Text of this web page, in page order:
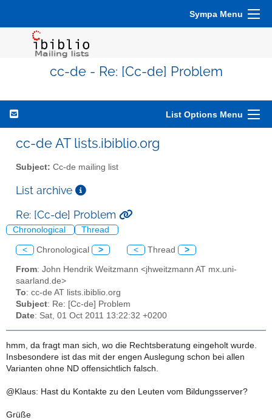
Sympa Menu
cc-de - Re: [Cc-de] Problem
List Options Menu
cc-de AT lists.ibiblio.org
Subject: Cc-de mailing list
List archive
Re: [Cc-de] Problem
Chronological Thread
< Chronological > < Thread >
From: John Hendrik Weitzmann <jhweitzmann AT mx.uni-
saarland.de>
To: cc-de AT lists.ibiblio.org
Subject: Re: [Cc-de] Problem
Date: Sat, 01 Oct 2011 13:22:32 +0200
hmm, da fragt man sich, wo die Rechtsberatung eingeholt wurde.
Insbesondere ist das mit der engen Auslegung schon bei allen
Varianten ohne ND offensichtlich falsch.
@Klaus: Hast du Kontakte zu den Leuten vom Bildungsserver?
Grüße